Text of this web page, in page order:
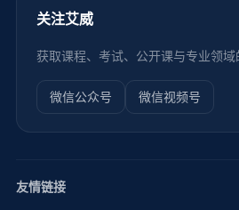
关注艾威
获取课程、考试、公开课与专业领域
微信公众号 微信视频号
友情链接